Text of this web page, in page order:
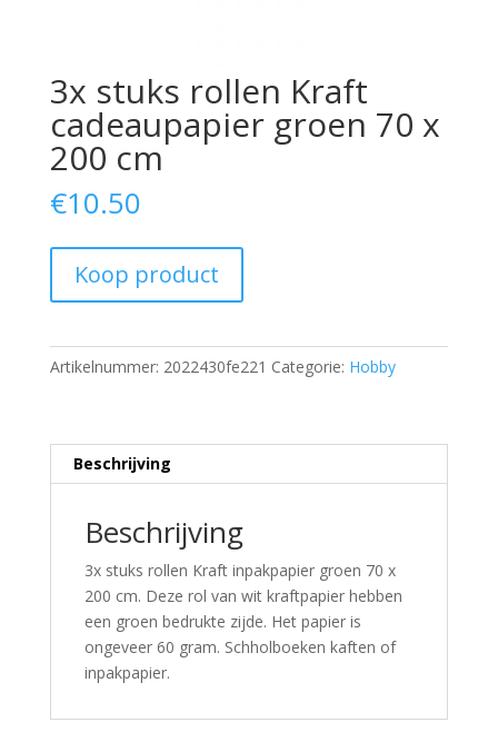
3x stuks rollen Kraft
cadeaupapier groen 70 x
200 cm
€10.50
Koop product
Artikelnummer: 2022430fe221 Categorie: Hobby
Beschrijving
Beschrijving
3x stuks rollen Kraft inpakpapier groen 70 x
200 cm. Deze rol van wit kraftpapier hebben
een groen bedrukte zijde. Het papier is
ongeveer 60 gram. Schholboeken kaften of
inpakpapier.